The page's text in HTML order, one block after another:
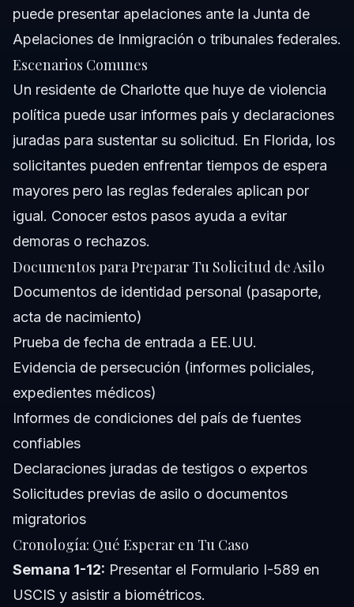
puede presentar apelaciones ante la Junta de
Apelaciones de Inmigración o tribunales federales.
Escenarios Comunes
Un residente de Charlotte que huye de violencia
política puede usar informes país y declaraciones
juradas para sustentar su solicitud. En Florida, los
solicitantes pueden enfrentar tiempos de espera
mayores pero las reglas federales aplican por
igual. Conocer estos pasos ayuda a evitar
demoras o rechazos.
Documentos para Preparar Tu Solicitud de Asilo
Documentos de identidad personal (pasaporte,
acta de nacimiento)
Prueba de fecha de entrada a EE.UU.
Evidencia de persecución (informes policiales,
expedientes médicos)
Informes de condiciones del país de fuentes
confiables
Declaraciones juradas de testigos o expertos
Solicitudes previas de asilo o documentos
migratorios
Cronología: Qué Esperar en Tu Caso
Semana 1-12: Presentar el Formulario I-589 en
USCIS y asistir a biométricos.